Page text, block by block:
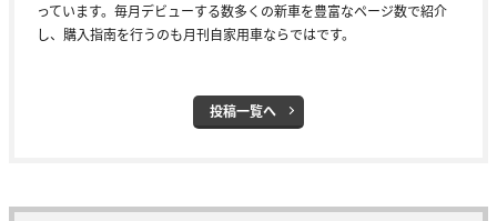
っています。毎月デビューする数多くの新車を豊富なページ数で紹介
し、購入指南を行うのも月刊自家用車ならではです。
投稿一覧へ